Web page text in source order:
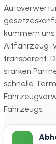
kümmern
Altfahrzeug-
transparent.
starken
schnelle
Fahrzeugs.